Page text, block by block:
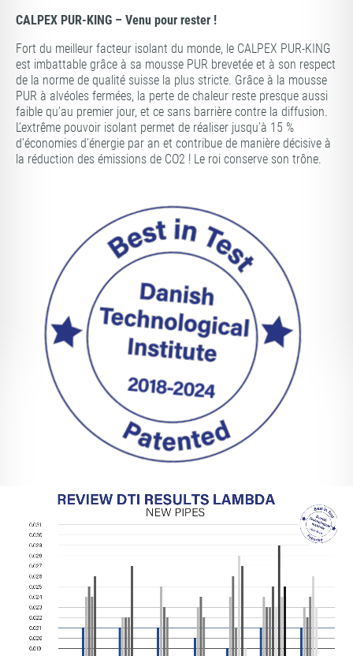
CALPEX PUR-KING – Venu pour rester !
Fort du meilleur facteur isolant du monde, le CALPEX PUR-KING
est imbattable grâce à sa mousse PUR brevetée et à son respect
de la norme de qualité suisse la plus stricte. Grâce à la mousse
PUR à alvéoles fermées, la perte de chaleur reste presque aussi
faible qu’au premier jour, et ce sans barrière contre la diffusion.
L’extrême pouvoir isolant permet de réaliser jusqu’à 15 %
d’économies d’énergie par an et contribue de manière décisive à
la réduction des émissions de CO2 ! Le roi conserve son trône.